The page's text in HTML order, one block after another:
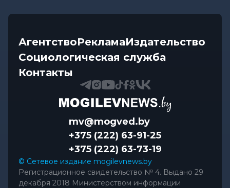
АгентствоРекламаИздательство
Социологическая служба
Контакты
mv@mogved.by
+375 (222) 63-91-25
+375 (222) 63-73-19
© Сетевое издание mogilevnews.by
Регистрационное свидетельство № 4. Выдано 29
декабря 2018 Министерством информации